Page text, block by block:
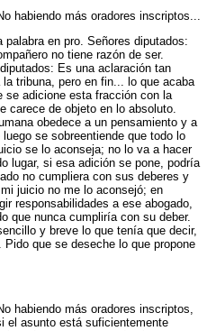
habiendo más oradores inscriptos...
palabra en pro. Señores diputados:
no tiene razón de ser.
Es una aclaración tan
tribuna, pero en fin... lo que acaba
se adicione esta fracción con la
carece de objeto en lo absoluto.
obedece a un pensamiento y a
se sobreentiende que todo lo
se lo aconseja; no lo va a hacer
lugar, si esa adición se pone, podría
no cumpliera con sus deberes y
juicio no me lo aconsejó; en
responsabilidades a ese abogado,
que nunca cumpliría con su deber.
y breve lo que tenía que decir,
que se deseche lo que propone
habiendo más oradores inscriptos,
el asunto está suficientemente